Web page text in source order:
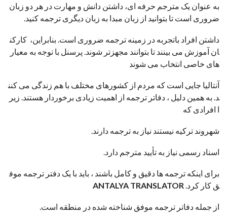
به عنوان یک مترجم حرفه ای، داشتن دانش و مهارت در هر دو زبان
ضروری است تا بتوانید از زبان مبدا به زبان دیگری ترجمه کنید.
داشتن افراد باتجربه در زمینه ترجمه ضروری است. بنابراین، کارکن
ان آموزش می بینند تا بتوانند مجهزتر شوند. پرسنل با توجه به معیار
های خاصی انتخاب می شوند
آنتالیا جایی است که مردم از کشورهای مختلف با هم زندگی می کنن
د. به همین دلیل ، دفاتر ترجمه از اهمیت زیادی برخوردار هستند. زیر
ا افرادی که
شهروند ترکیه نیستند نیاز به ترجمه دارند.
اسناد رسمی نیاز به تأیید مترجم دارد.
برای اینکه ترجمه ها دقیق و کامل باشند ، باید با یک دفتر ترجمه موف
ق کار کرد. ANTALYA TRANSLATOR
از جمله دفاتر ترجمه موفق شناخته شده در منطقه است.